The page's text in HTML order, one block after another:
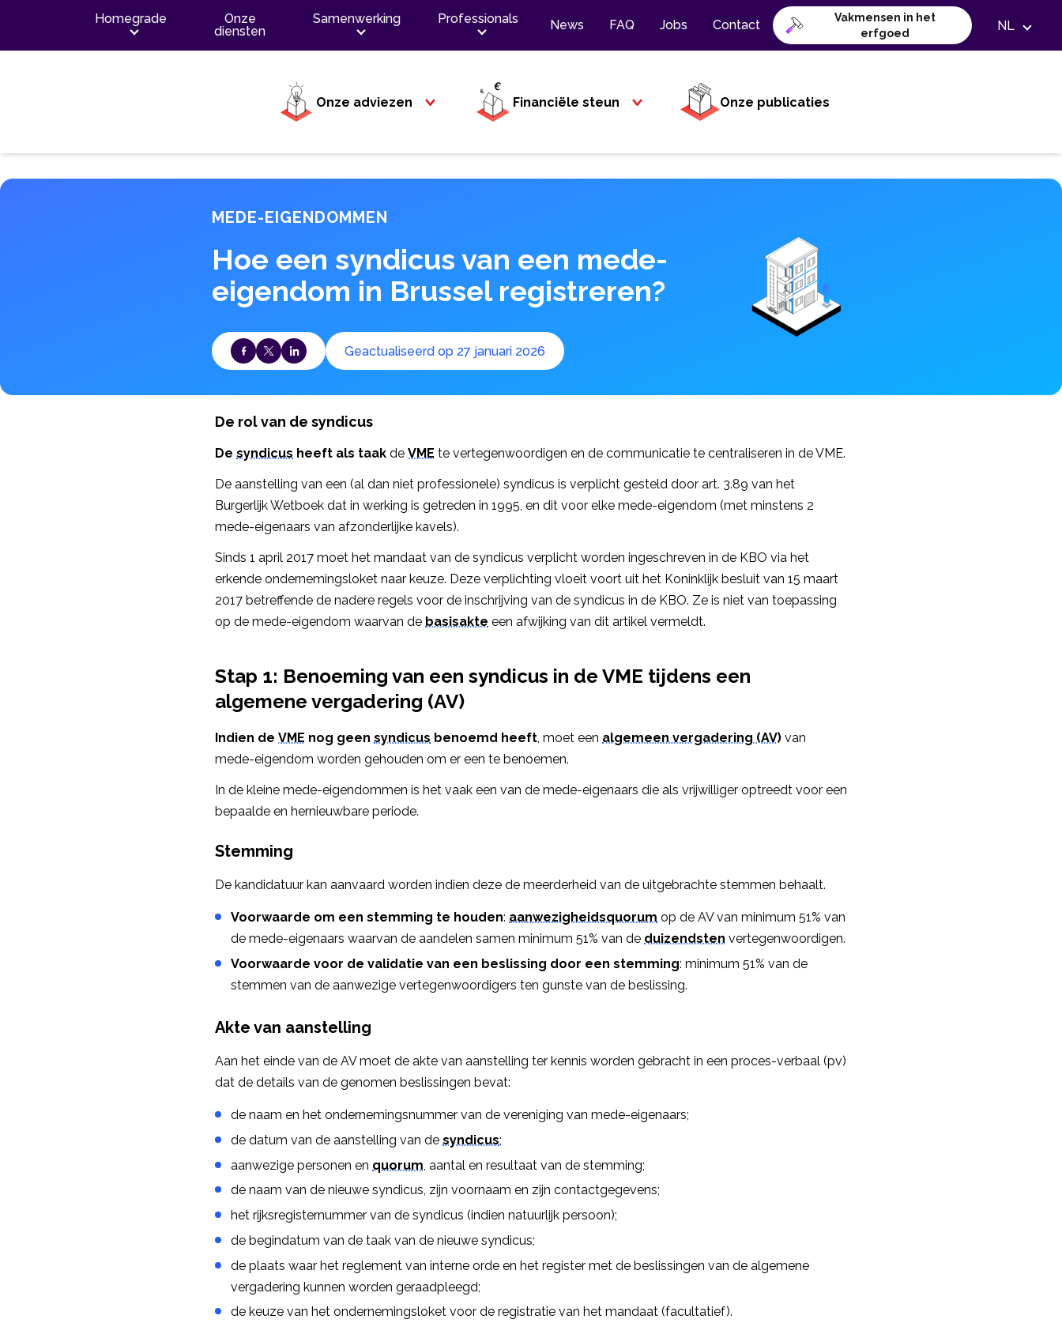
Homegrade
Onze
diensten
Samenwerking Professionals News FAQ Jobs Contact
Vakmensen in het
erfgoed
NL
Onze adviezen Financiële steun Onze publicaties
MEDE-EIGENDOMMEN
Hoe een syndicus van een mede-
eigendom in Brussel registreren?
Geactualiseerd op 27 januari 2026
De rol van de syndicus
De syndicus heeft als taak de VME te vertegenwoordigen en de communicatie te centraliseren in de VME.
De aanstelling van een (al dan niet professionele) syndicus is verplicht gesteld door art. 3.89 van het
Burgerlijk Wetboek dat in werking is getreden in 1995, en dit voor elke mede-eigendom (met minstens 2
mede-eigenaars van afzonderlijke kavels).
Sinds 1 april 2017 moet het mandaat van de syndicus verplicht worden ingeschreven in de KBO via het
erkende ondernemingsloket naar keuze. Deze verplichting vloeit voort uit het Koninklijk besluit van 15 maart
2017 betreffende de nadere regels voor de inschrijving van de syndicus in de KBO. Ze is niet van toepassing
op de mede-eigendom waarvan de basisakte een afwijking van dit artikel vermeldt.
Stap 1: Benoeming van een syndicus in de VME tijdens een
algemene vergadering (AV)
Indien de VME nog geen syndicus benoemd heeft, moet een algemeen vergadering (AV) van
mede-eigendom worden gehouden om er een te benoemen.
In de kleine mede-eigendommen is het vaak een van de mede-eigenaars die als vrijwilliger optreedt voor een
bepaalde en hernieuwbare periode.
Stemming
De kandidatuur kan aanvaard worden indien deze de meerderheid van de uitgebrachte stemmen behaalt.
Voorwaarde om een stemming te houden: aanwezigheidsquorum op de AV van minimum 51% van
de mede-eigenaars waarvan de aandelen samen minimum 51% van de duizendsten vertegenwoordigen.
Voorwaarde voor de validatie van een beslissing door een stemming: minimum 51% van de
stemmen van de aanwezige vertegenwoordigers ten gunste van de beslissing.
Akte van aanstelling
Aan het einde van de AV moet de akte van aanstelling ter kennis worden gebracht in een proces-verbaal (pv)
dat de details van de genomen beslissingen bevat:
de naam en het ondernemingsnummer van de vereniging van mede-eigenaars;
de datum van de aanstelling van de syndicus;
aanwezige personen en quorum , aantal en resultaat van de stemming;
de naam van de nieuwe syndicus, zijn voornaam en zijn contactgegevens;
het rijksregisternummer van de syndicus (indien natuurlijk persoon);
de begindatum van de taak van de nieuwe syndicus;
de plaats waar het reglement van interne orde en het register met de beslissingen van de algemene
vergadering kunnen worden geraadpleegd;
de keuze van het ondernemingsloket voor de registratie van het mandaat (facultatief).